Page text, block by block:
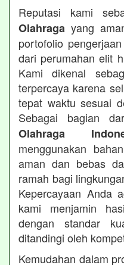
Reputasi kami
Olahraga yang
portofolio
dari perumahan elit
Kami dikenal
terpercaya karena
tepat waktu sesuai
Sebagai bagian
Olahraga
menggunakan
aman dan bebas
ramah bagi
Kepercayaan Anda
kami menjamin
dengan standar
ditandingi oleh
Kemudahan dalam